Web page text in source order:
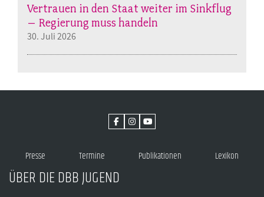
Vertrauen in den Staat weiter im Sinkflug
– Regierung muss handeln
30. Juli 2026
Presse Termine Publikationen Lexikon
ÜBER DIE DBB JUGEND